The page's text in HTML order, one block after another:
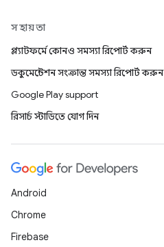
সহায়তা
প্ল্যাটফর্মে কোনও সমস্যা রিপোর্ট করুন
ডকুমেন্টেশন সংক্রান্ত সমস্যা রিপোর্ট করুন
Google Play support
রিসার্চ স্টাডিতে যোগ দিন
Android
Chrome
Firebase